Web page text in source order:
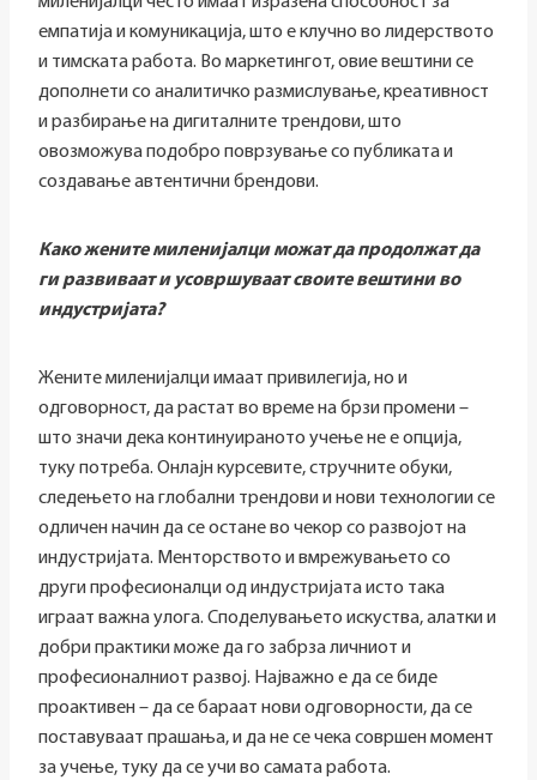
емпатија и комуникација, што е клучно во лидерството
и тимската работа. Во маркетингот, овие вештини се
дополнети со аналитичко размислување, креативност
и разбирање на дигиталните трендови, што
овозможува подобро поврзување со публиката и
создавање автентични брендови.
Како жените миленијалци можат да продолжат да
ги развиваат и усовршуваат своите вештини во
индустријата?
Жените миленијалци имаат привилегија, но и
одговорност, да растат во време на брзи промени –
што значи дека континуираното учење не е опција,
туку потреба. Онлајн курсевите, стручните обуки,
следењето на глобални трендови и нови технологии се
одличен начин да се остане во чекор со развојот на
индустријата. Менторството и вмрежувањето со
други професионалци од индустријата исто така
играат важна улога. Споделувањето искуства, алатки и
добри практики може да го забрза личниот и
професионалниот развој. Најважно е да се биде
проактивен – да се бараат нови одговорности, да се
поставуваат прашања, и да не се чека совршен момент
за учење, туку да се учи во самата работа.